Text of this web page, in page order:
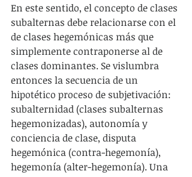
En este sentido, el concepto de clases
subalternas debe relacionarse con el
de clases hegemónicas más que
simplemente contraponerse al de
clases dominantes. Se vislumbra
entonces la secuencia de un
hipotético proceso de subjetivación:
subalternidad (clases subalternas
hegemonizadas), autonomía y
conciencia de clase, disputa
hegemónica (contra-hegemonía),
hegemonía (alter-hegemonía). Una